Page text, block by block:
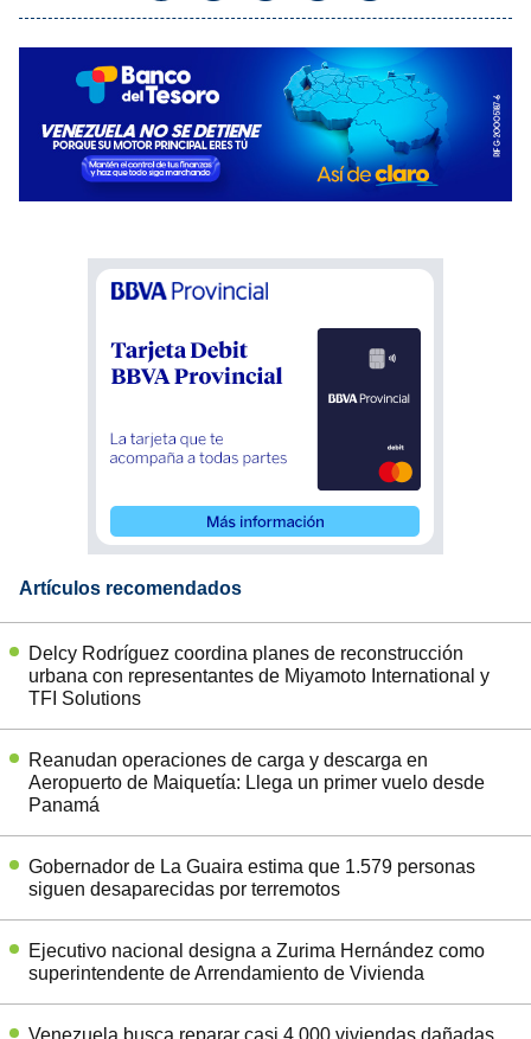
Artículos recomendados
Delcy Rodríguez coordina planes de reconstrucción
urbana con representantes de Miyamoto International y
TFI Solutions
Reanudan operaciones de carga y descarga en
Aeropuerto de Maiquetía: Llega un primer vuelo desde
Panamá
Gobernador de La Guaira estima que 1.579 personas
siguen desaparecidas por terremotos
Ejecutivo nacional designa a Zurima Hernández como
superintendente de Arrendamiento de Vivienda